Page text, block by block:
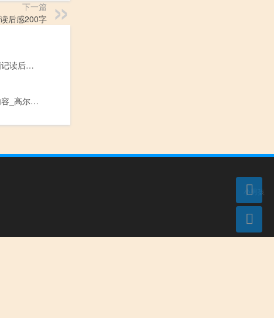
下一篇
后感200字
王实甫西厢记读后感800字
童年主要内容_高尔基童年主要内容
小男孩